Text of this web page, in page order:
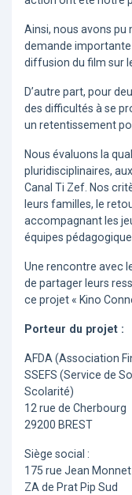
Ainsi, nous avons pu
demande importante
diffusion du film sur
D’autre part, pour
des difficultés à se
un retentissement
Nous évaluons la
pluridisciplinaires,
Canal Ti Zef. Nos
leurs familles, le
accompagnant les
équipes
Une rencontre avec
de partager leurs
ce projet « Kino
Porteur du projet :
AFDA (Association
SSEFS (Service de
Scolarité)
12 rue de Cherbourg
29200 BREST
Siège social :
175 rue Jean Monnet
ZA de Prat Pip Sud